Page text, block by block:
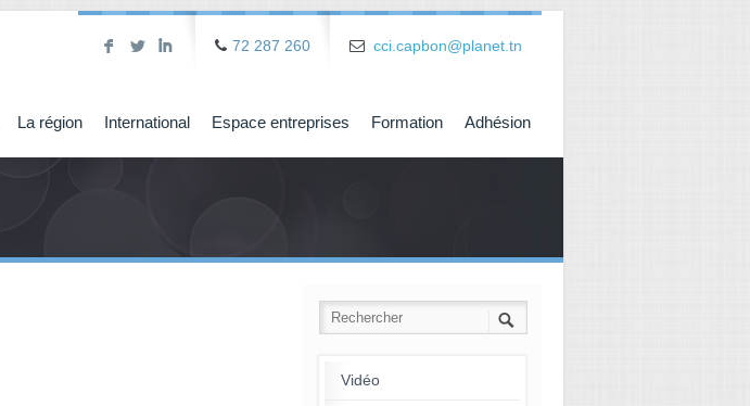
F L I 72 287 260 cci.capbon@planet.tn
La région International Espace entreprises Formation Adhésion
Vidéo